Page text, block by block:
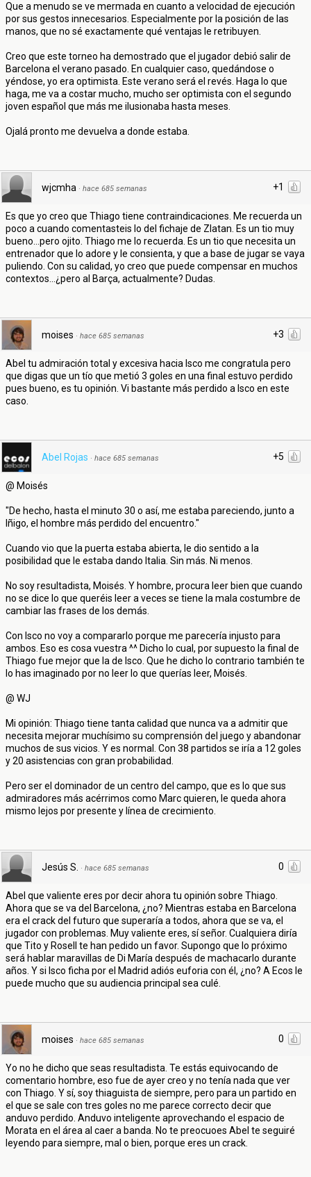
Que a menudo se ve mermada en cuanto a velocidad de ejecución
por sus gestos innecesarios. Especialmente por la posición de las
manos, que no sé exactamente qué ventajas le retribuyen.
Creo que este torneo ha demostrado que el jugador debió salir de
Barcelona el verano pasado. En cualquier caso, quedándose o
yéndose, yo era optimista. Este verano será el revés. Haga lo que
haga, me va a costar mucho, mucho ser optimista con el segundo
joven español que más me ilusionaba hasta meses.
Ojalá pronto me devuelva a donde estaba.
+1
wjcmha · hace 685 semanas
Es que yo creo que Thiago tiene contraindicaciones. Me recuerda un
poco a cuando comentasteis lo del fichaje de Zlatan. Es un tio muy
bueno...pero ojito. Thiago me lo recuerda. Es un tio que necesita un
entrenador que lo adore y le consienta, y que a base de jugar se vaya
puliendo. Con su calidad, yo creo que puede compensar en muchos
contextos...¿pero al Barça, actualmente? Dudas.
+3
moises · hace 685 semanas
Abel tu admiración total y excesiva hacia Isco me congratula pero
que digas que un tío que metió 3 goles en una final estuvo perdido
pues bueno, es tu opinión. Vi bastante más perdido a Isco en este
caso.
+5
Abel Rojas · hace 685 semanas
@ Moisés
"De hecho, hasta el minuto 30 o así, me estaba pareciendo, junto a
Iñigo, el hombre más perdido del encuentro."
Cuando vio que la puerta estaba abierta, le dio sentido a la
posibilidad que le estaba dando Italia. Sin más. Ni menos.
No soy resultadista, Moisés. Y hombre, procura leer bien que cuando
no se dice lo que queréis leer a veces se tiene la mala costumbre de
cambiar las frases de los demás.
Con Isco no voy a compararlo porque me parecería injusto para
ambos. Eso es cosa vuestra ^^ Dicho lo cual, por supuesto la final de
Thiago fue mejor que la de Isco. Que he dicho lo contrario también te
lo has imaginado por no leer lo que querías leer, Moisés.
@ WJ
Mi opinión: Thiago tiene tanta calidad que nunca va a admitir que
necesita mejorar muchísimo su comprensión del juego y abandonar
muchos de sus vicios. Y es normal. Con 38 partidos se iría a 12 goles
y 20 asistencias con gran probabilidad.
Pero ser el dominador de un centro del campo, que es lo que sus
admiradores más acérrimos como Marc quieren, le queda ahora
mismo lejos por presente y línea de crecimiento.
0
Jesús S. · hace 685 semanas
Abel que valiente eres por decir ahora tu opinión sobre Thiago.
Ahora que se va del Barcelona, ¿no? Mientras estaba en Barcelona
era el crack del futuro que superaría a todos, ahora que se va, el
jugador con problemas. Muy valiente eres, sí señor. Cualquiera diría
que Tito y Rosell te han pedido un favor. Supongo que lo próximo
será hablar maravillas de Di María después de machacarlo durante
años. Y si Isco ficha por el Madrid adiós euforia con él, ¿no? A Ecos le
puede mucho que su audiencia principal sea culé.
0
moises · hace 685 semanas
Yo no he dicho que seas resultadista. Te estás equivocando de
comentario hombre, eso fue de ayer creo y no tenía nada que ver
con Thiago. Y sí, soy thiaguista de siempre, pero para un partido en
el que se sale con tres goles no me parece correcto decir que
anduvo perdido. Anduvo inteligente aprovechando el espacio de
Morata en el área al caer a banda. No te preocuoes Abel te seguiré
leyendo para siempre, mal o bien, porque eres un crack.